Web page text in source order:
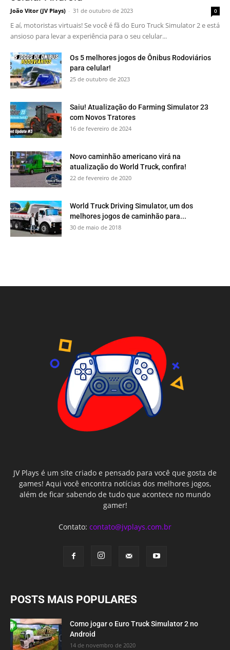
João Vitor (JV Plays) - 31 de outubro de 2023 0
E aí, motoristas virtuais! Se você é fã do Euro Truck Simulator 2 e está
ansioso para levar a experiência para o seu celular...
Os 5 melhores jogos de Ônibus Rodoviários
para celular!
25 de outubro de 2023
Saiu! Atualização do Farming Simulator 23
com Novos Tratores
16 de fevereiro de 2024
Novo caminhão americano virá na
atualização do World Truck, confira!
22 de fevereiro de 2020
World Truck Driving Simulator, um dos
melhores jogos de caminhão para...
30 de maio de 2018
JV Plays é um site criado e pensado para você que gosta de
games! Aqui você encontra notícias dos melhores jogos,
além de ficar sabendo de tudo que acontece no mundo
gamer!
Contato: contato@jvplays.com.br
POSTS MAIS POPULARES
Como jogar o Euro Truck Simulator 2 no
Android
14 de novembro de 2020